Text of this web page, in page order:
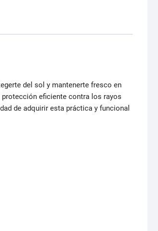
del sol y mantenerte fresco en
eficiente contra los rayos
de adquirir esta práctica y funcional